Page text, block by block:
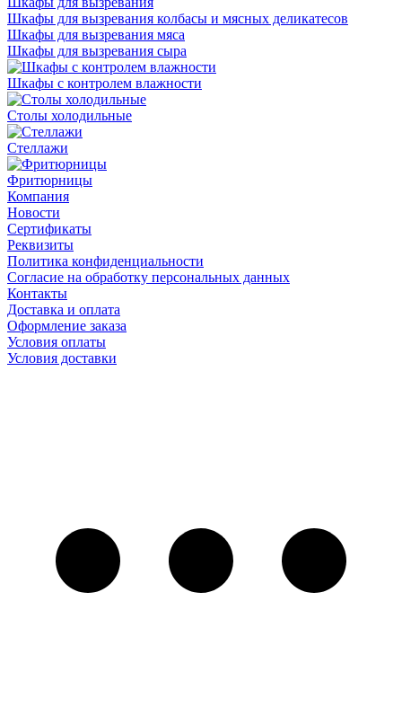
Шкафы для вызревания колбасы и мясных деликатесов
Шкафы для вызревания мяса
Шкафы для вызревания сыра
Шкафы с контролем влажности
Столы холодильные
Стеллажи
Фритюрницы
Компания
Новости
Сертификаты
Реквизиты
Политика конфиденциальности
Согласие на обработку персональных данных
Контакты
Доставка и оплата
Оформление заказа
Условия оплаты
Условия доставки